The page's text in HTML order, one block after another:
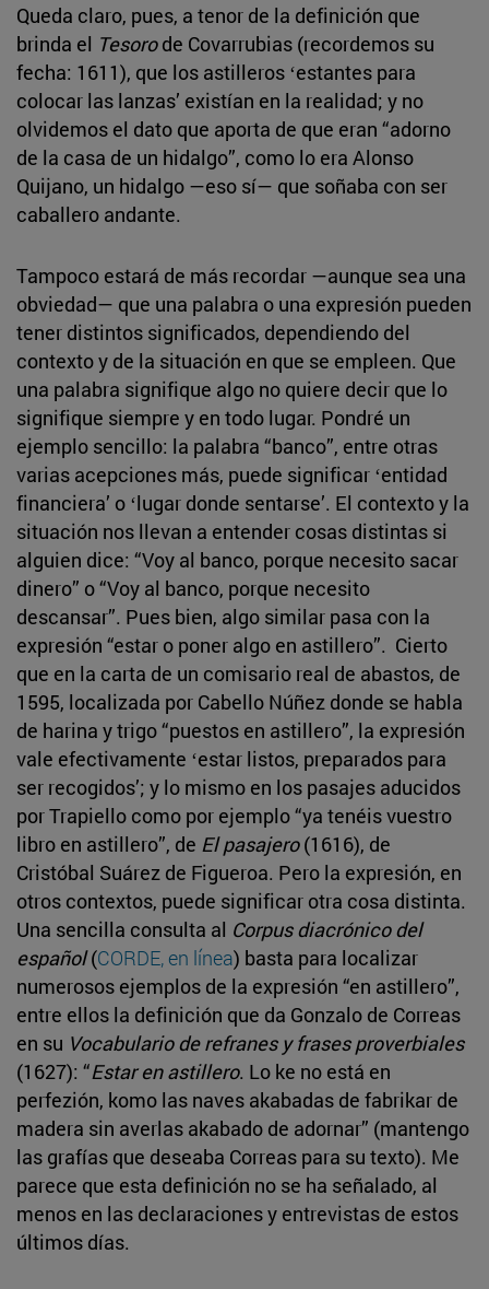
Queda claro, pues, a tenor de la definición que
brinda el Tesorode Covarrubias (recordemos su
fecha: 1611), que los astilleros ʻestantes para
colocar las lanzasʼ existían en la realidad; y no
olvidemos el dato que aporta de que eran “adorno
de la casa de un hidalgo”, como lo era Alonso
Quijano, un hidalgo —eso sí— que soñaba con ser
caballero andante.
Tampoco estará de más recordar —aunque sea una
obviedad— que una palabra o una expresión pueden
tener distintos significados, dependiendo del
contexto y de la situación en que se empleen. Que
una palabra signifique algo no quiere decir que lo
signifique siempre y en todo lugar. Pondré un
ejemplo sencillo: la palabra “banco”, entre otras
varias acepciones más, puede significar ʻentidad
financieraʼ o ʻlugar donde sentarseʼ. El contexto y la
situación nos llevan a entender cosas distintas si
alguien dice: “Voy al banco, porque necesito sacar
dinero” o “Voy al banco, porque necesito
descansar”. Pues bien, algo similar pasa con la
expresión “estar o poner algo en astillero”. Cierto
que en la carta de un comisario real de abastos, de
1595, localizada por Cabello Núñez donde se habla
de harina y trigo “puestos en astillero”, la expresión
vale efectivamente ʻestar listos, preparados para
ser recogidosʼ; y lo mismo en los pasajes aducidos
por Trapiello como por ejemplo “ya tenéis vuestro
libro en astillero”, de El pasajero(1616), de
Cristóbal Suárez de Figueroa. Pero la expresión, en
otros contextos, puede significar otra cosa distinta.
Una sencilla consulta al Corpus diacrónico del
español(CORDE, en línea) basta para localizar
numerosos ejemplos de la expresión “en astillero”,
entre ellos la definición que da Gonzalo de Correas
en su Vocabulario de refranes y frases proverbiales
(1627): “Estar en astillero. Lo ke no está en
perfezión, komo las naves akabadas de fabrikar de
madera sin averlas akabado de adornar” (mantengo
las grafías que deseaba Correas para su texto). Me
parece que esta definición no se ha señalado, al
menos en las declaraciones y entrevistas de estos
últimos días.